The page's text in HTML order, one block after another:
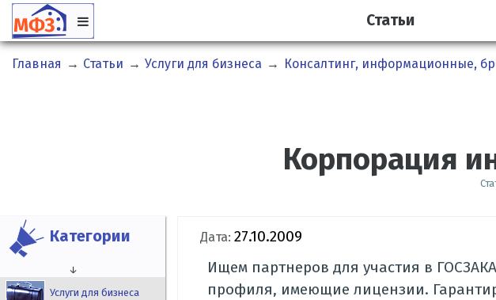
Статьи
Главная → Статьи → Услуги для бизнеса → Консалтинг, информационные,
Корпорация
Категории
↓
Услуги для бизнеса
Дата: 27.10.2009
Ищем партнеров для участия в
профиля, имеющие лицензии.